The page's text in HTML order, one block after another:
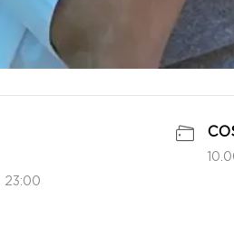
23:00